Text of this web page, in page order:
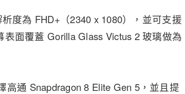
度為 FHD+（2340 x 1080），並可支援
面覆蓋 Gorilla Glass Victus 2 玻璃做為
通 Snapdragon 8 Elite Gen 5，並且提